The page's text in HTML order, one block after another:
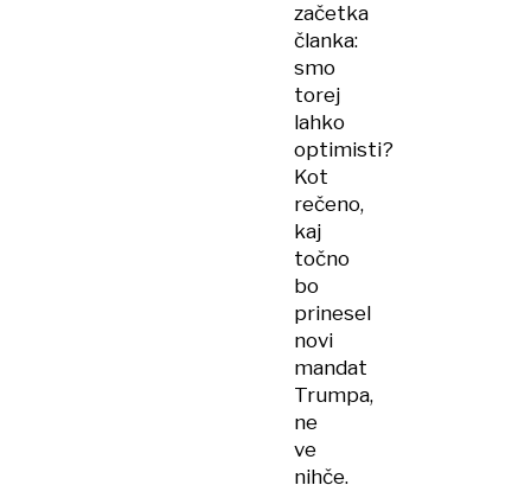
začetka
članka:
smo
torej
lahko
optimisti?
Kot
rečeno,
kaj
točno
bo
prinesel
novi
mandat
Trumpa,
ne
ve
nihče.